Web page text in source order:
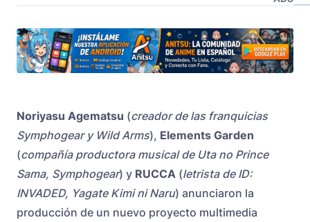
Noriyasu Agematsu (creador de las franquicias
Symphogear y Wild Arms), Elements Garden
(compañía productora musical de Uta no Prince
Sama, Symphogear) y RUCCA (letrista de ID:
INVADED, Yagate Kimi ni Naru) anunciaron la
producción de un nuevo proyecto multimedia